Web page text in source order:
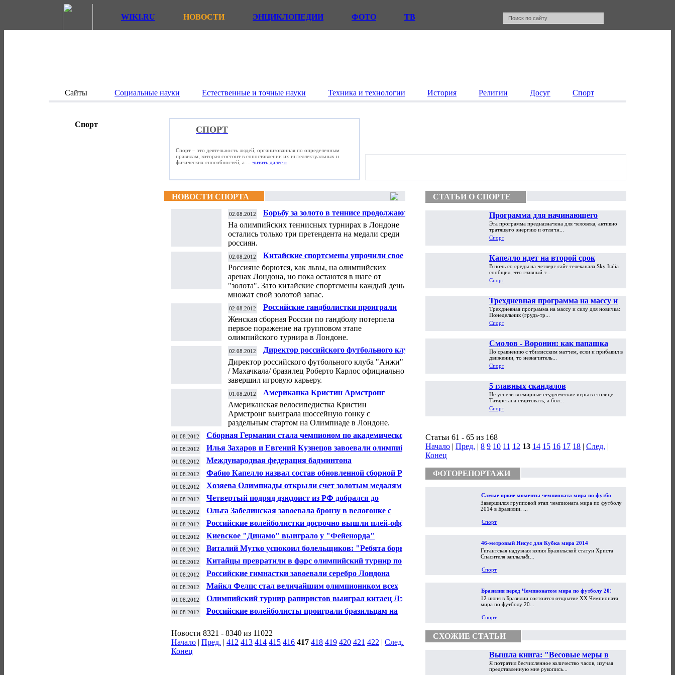
WIKI.RU НОВОСТИ ЭНЦИКЛОПЕДИИ ФОТО ТВ
Сайты Социальные науки Естественные и точные науки Техника и технологии История Религии Досуг Спорт
Спорт
СПОРТ
Спорт – это деятельность людей, организованная по определенным
правилам, которая состоит в сопоставлении их интеллектуальных и
физических способностей, а ... читать далее »
НОВОСТИ СПОРТА
02.08.2012
Борьбу за золото в теннисе продолжают
только Шарапова, Кириленко и Петрова
На олимпийских теннисных турнирах в Лондоне
остались только три претендента на медали среди
россиян.
02.08.2012
Китайские спортсмены упрочили свое
лидерство после пятого дня Олимпийских
игр в Лондоне
Россияне борются, как львы, на олимпийских
аренах Лондона, но пока остаются в шаге от
"золота". Зато китайские спортсмены каждый день
множат свой золотой запас.
02.08.2012
Российские гандболистки проиграли
хорваткам на Олимпиаде
Женская сборная России по гандболу потерпела
первое поражение на групповом этапе
олимпийского турнира в Лондоне.
02.08.2012
Директор российского футбольного клуба
"Анжи" Роберто Карлос завершил
игровую карьеру
Директор российского футбольного клуба "Анжи"
/ Махачкала/ бразилец Роберто Карлос официально
завершил игровую карьеру.
01.08.2012
Американка Кристин Армстронг
выиграла шоссейную гонку с раздельным
стартом на Олимпиаде
Американская велосипедистка Кристин
Армстронг выиграла шоссейную гонку с
раздельным стартом на Олимпиаде в Лондоне.
01.08.2012
Сборная Германии стала чемпионом по академической
гребле в "восьмёрке" на Олимпиаде в Лондоне
01.08.2012
Илья Захаров и Евгений Кузнецов завоевали олимпийское
"серебро" в синхронных прыжках в воду
01.08.2012
Международная федерация бадминтона
дисквалифицировала 8 участниц на Олимпиаде
01.08.2012
Фабио Капелло назвал состав обновленной сборной России
по футболу
01.08.2012
Хозяева Олимпиады открыли счет золотым медалям
благодаря гребцам
01.08.2012
Четвертый подряд дзюдоист из РФ добрался до
олимпийского полуфинала
01.08.2012
Ольга Забелинская завоевала бронзу в велогонке с
раздельным стартом
01.08.2012
Российские волейболистки досрочно вышли плей-офф
Игр-2012
01.08.2012 Киевское "Динамо" выиграло у "Фейенорда"
01.08.2012
Виталий Мутко успокоил болельщиков: "Ребята борются,
все идет нормально"
01.08.2012
Китайцы превратили в фарс олимпийский турнир по
бадминтону
01.08.2012 Российские гимнастки завоевали серебро Лондона
01.08.2012
Майкл Фелпс стал величайшим олимпиоником всех
времен
01.08.2012
Олимпийский турнир рапиристов выиграл китаец Лэй
Шэй
01.08.2012
Российские волейболисты проиграли бразильцам на
Новости 8321 - 8340 из 11022
Начало | Пред. | 412 413 414 415 416 417 418 419 420 421 422 | След.
Конец
СТАТЬИ О СПОРТЕ
Программа для начинающего
пикапера
Эта программа предназначена для человека, активно
тратящего энергию и отличн...
Спорт
Капелло идет на второй срок
В ночь со среды на четверг сайт телеканала Sky Italia
сообщил, что главный т...
Спорт
Трехдневная программа на массу и
силу для новичка
Трехдневная программа на массу и силу для новичка:
Понедельник (грудь-тр...
Спорт
Смолов - Воронин: как папашка
сынка перебегал
По сравнению с тбилисским матчем, если и прибавил в
движении, то незначитель...
Спорт
5 главных скандалов
Универсиады-2013 в Казани
Не успели всемирные студенческие игры в столице
Татарстана стартовать, а бол...
Спорт
Статьи 61 - 65 из 168
Начало | Пред. | 8 9 10 11 12 13 14 15 16 17 18 | След. |
Конец
ФОТОРЕПОРТАЖИ
Самые яркие моменты чемпионата мира по футболу
2014
Завершился групповой этап чемпионата мира по футболу
2014 в Бразилии. ...
Спорт
46-метровый Иисус для Кубка мира 2014
Гигантская надувная копия Бразильской статуи Христа
Спасителя заплыла&...
Спорт
Бразилия перед Чемпионатом мира по футболу 2014
12 июня в Бразилии состоится открытие XX Чемпионата
мира по футболу 20...
Спорт
СХОЖИЕ СТАТЬИ
Вышла книга: "Весовые меры в
торговой практике Античности и
Я потратил бесчисленное количество часов, изучая
представленную мне рукопись...